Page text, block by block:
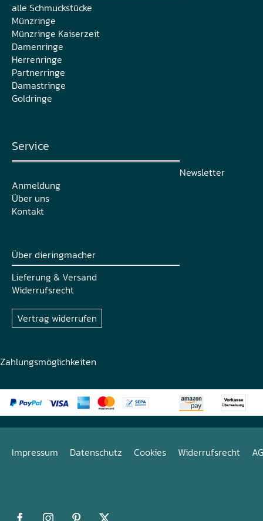
alle Schmuckstücke
Münzringe
Münzringe Kaiserzeit
Damenringe
Herrenringe
Partnerringe
Damastringe
Goldringe
Service
Newsletter
Anmeldung
Über uns
Kontakt
Über dieringmacher
Lieferung & Versand
Widerrufsrecht
Vertrag widerrufen
Zahlungsmöglichkeiten
Impressum Datenschutz Cookies Widerrufsrecht